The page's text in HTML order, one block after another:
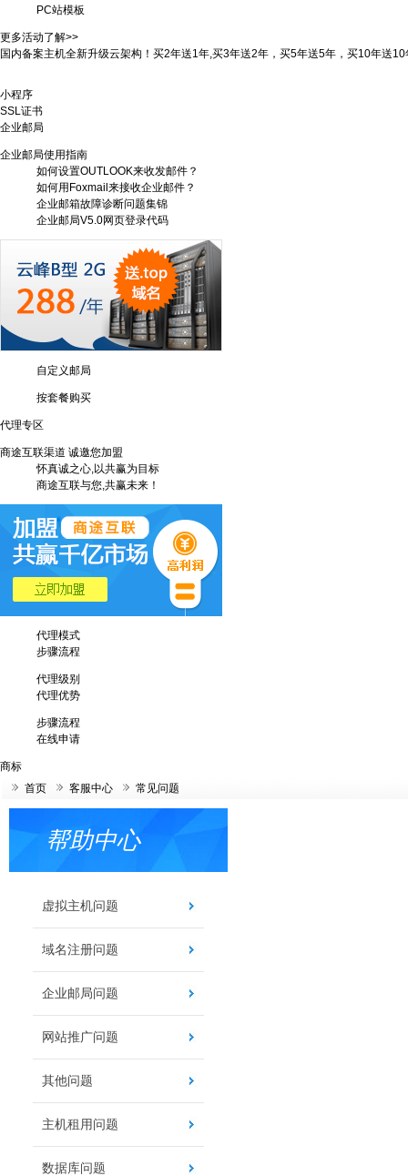
PC站模板
更多活动了解>>
我网站受攻击？买防DDOS高防服务器！抗DDOS攻击！！
国内备案主机全新升级云架构！买2年送1年,买3年送2年，买5年送5年，买10年送10
VPS/云主机！买2年送8个月,买5年送30个月，就是这么给力！
我网站受攻击？买防DDOS高防服务器！抗DDOS攻击！！
小程序
SSL证书
企业邮局
企业邮局使用指南
如何设置OUTLOOK来收发邮件？
如何用Foxmail来接收企业邮件？
企业邮箱故障诊断问题集锦
企业邮局V5.0网页登录代码
自定义邮局
按套餐购买
代理专区
商途互联渠道 诚邀您加盟
怀真诚之心,以共赢为目标
商途互联与您,共赢未来！
代理模式
步骤流程
代理级别
代理优势
步骤流程
在线申请
商标
首页
客服中心 常见问题
帮助中心
虚拟主机问题
域名注册问题
企业邮局问题
网站推广问题
其他问题
主机租用问题
数据库问题